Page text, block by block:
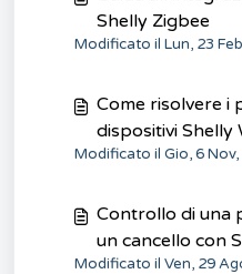
Shelly Zigbee
Modificato il Lun, 23
Come risolvere i
dispositivi Shelly
Modificato il Gio, 6
Controllo di una
un cancello con
Modificato il Ven, 29